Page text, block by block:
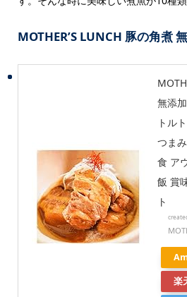
MOTHER’S LUNCH 豚の角煮
無添
トル
つま
食 ア
飯 賞
ト
楽